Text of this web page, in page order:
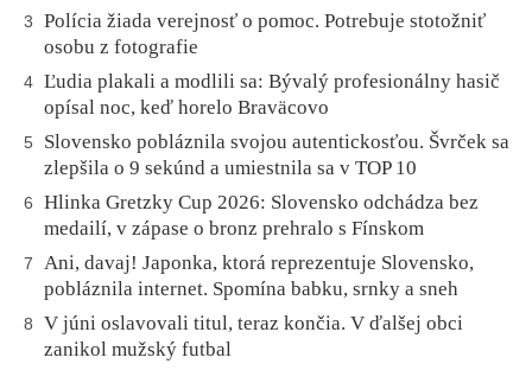
3
Polícia žiada verejnosť o pomoc. Potrebuje stotožniť
osobu z fotografie
4 Ľudia plakali a modlili sa: Bývalý profesionálny hasič
opísal noc, keď horelo Braväcovo
5
Slovensko pobláznila svojou autentickosťou. Švrček sa
zlepšila o 9 sekúnd a umiestnila sa v TOP 10
6
Hlinka Gretzky Cup 2026: Slovensko odchádza bez
medailí, v zápase o bronz prehralo s Fínskom
7
Ani, davaj! Japonka, ktorá reprezentuje Slovensko,
pobláznila internet. Spomína babku, srnky a sneh
8
V júni oslavovali titul, teraz končia. V ďalšej obci
zanikol mužský futbal